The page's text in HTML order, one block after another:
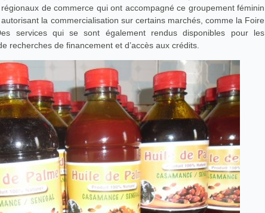
de commerce qui ont accompagné ce groupement féminin
la commercialisation sur certains marchés, comme la Foire
services qui se sont également rendus disponibles pour les
recherches de financement et d’accès aux crédits.